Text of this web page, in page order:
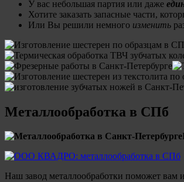
У вас небольшая партия или даже
Хотите заказать запасные части,
Или Вы решили немного изменить
Металлообработка в СПб
Наш завод металлообработки поможет вам